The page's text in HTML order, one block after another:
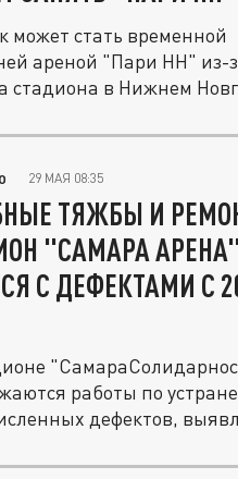
может стать временной
ареной "Пари НН" из-
стадиона в Нижнем
29 МАЯ 08:35
ТЯЖБЫ И
"САМАРА АРЕНА"
С ДЕФЕКТАМИ С
работы по
дефектов,